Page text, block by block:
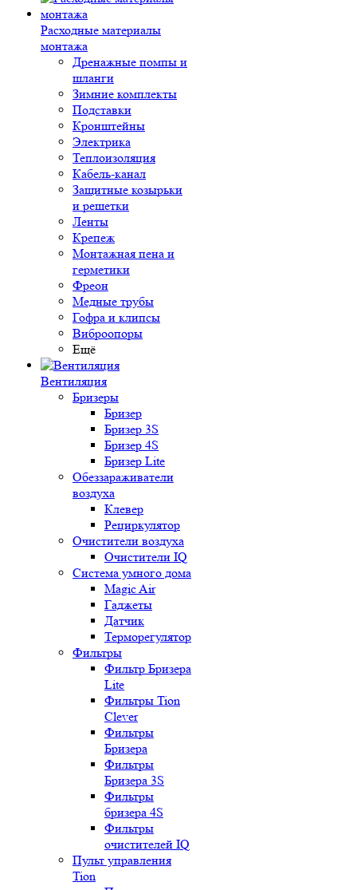
Расходные материалы
монтажа
Дренажные помпы и
шланги
Зимние комплекты
Подставки
Кронштейны
Электрика
Теплоизоляция
Кабель-канал
Защитные козырьки
и решетки
Ленты
Крепеж
Монтажная пена и
герметики
Фреон
Медные трубы
Гофра и клипсы
Виброопоры
Ещё
Вентиляция
Бризеры
Бризер
Бризер 3S
Бризер 4S
Бризер Lite
Обеззараживатели
воздуха
Клевер
Рециркулятор
Очистители воздуха
Очистители IQ
Система умного дома
Magic Air
Гаджеты
Датчик
Терморегулятор
Фильтры
Фильтр Бризера
Lite
Фильтры Tion
Clever
Фильтры
Бризера
Фильтры
Бризера 3S
Фильтры
бризера 4S
Фильтры
очистителей IQ
Пульт управления
Tion